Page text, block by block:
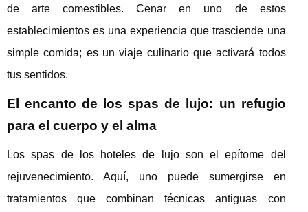
de arte comestibles. Cenar en uno de estos
establecimientos es una experiencia que trasciende una
simple comida; es un viaje culinario que activará todos
tus sentidos.
El encanto de los spas de lujo: un refugio
para el cuerpo y el alma
Los spas de los hoteles de lujo son el epítome del
rejuvenecimiento. Aquí, uno puede sumergirse en
tratamientos que combinan técnicas antiguas con